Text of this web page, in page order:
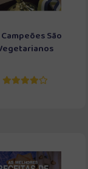
São